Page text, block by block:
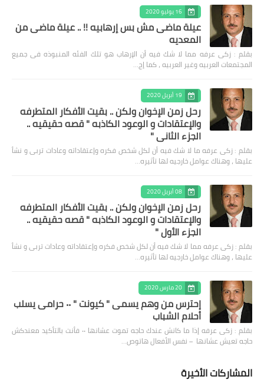
16 يوليو 2020
عيلة ماضى مش بس إرهابيه !! .. عيلة ماضى من
المعديه
بقلم : زكى عرفه مما لا شك فيه أن الإرهاب هو تلك الفئه المنبوذه فى جميع
المجتمعات العربيه وغير العربيه ، كما إج…
19 أبريل 2020
رحل زمن الإخوان ولكن .. بقيت الأفكار المتطرفه
والإعتقادات و الوعود الكاذبه " قصه حقيقيه ..
الجزء الثاني "
بقلم : زكى عرفه ‎ما لا شك فيه أن لكل شخص فكره وإعتقاداته وعادات تربى و نشأ
عليها ، وهناك عوامل خارجيه لها تأثيره…
08 أبريل 2020
رحل زمن الإخوان ولكن .. بقيت الأفكار المتطرفه
والإعتقادات و الوعود الكاذبه " قصه حقيقيه ..
الجزء الأول "
بقلم : زكى عرفه مما لا شك فيه أن لكل شخص فكره وإعتقاداته وعادات تربى و نشأ
عليها ، وهناك عوامل خارجيه لها تأثيره…
20 مارس 2020
إحترس من وهم يسمى " كيونت " ٠٠ حرامى يسلب
أحلام الشباب
بقلم : زكى عرفه ‎إذا ما كانش عندك حاجه تموت عشانها ٠٠ فأنت بالتأكيد معندكش
حاجه تعيش عشانها ٠٠ نفس الأفعال هاتوص…
المشاركات الأخيرة